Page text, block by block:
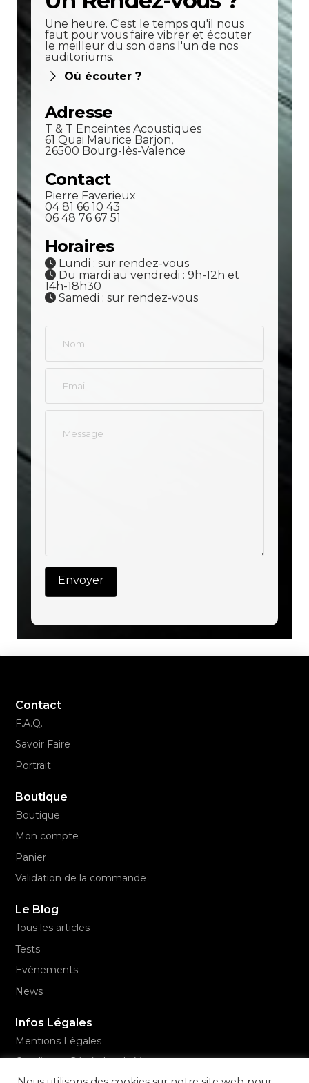
Une heure. C'est le temps qu'il nous
faut pour vous faire vibrer et écouter
le meilleur du son dans l'un de nos
auditoriums.
Où écouter ?
Adresse
T & T Enceintes Acoustiques
61 Quai Maurice Barjon,
26500 Bourg-lès-Valence
Contact
Pierre Faverieux
04 81 66 10 43
06 48 76 67 51
Horaires
Lundi : sur rendez-vous
Du mardi au vendredi : 9h-12h et
14h-18h30
Samedi : sur rendez-vous
Contact
F.A.Q.
Savoir Faire
Portrait
Boutique
Boutique
Mon compte
Panier
Validation de la commande
Le Blog
Tous les articles
Tests
Evènements
News
Infos Légales
Mentions Légales
Conditions Générales de Vente